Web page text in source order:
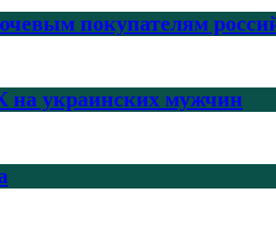
покупателям
на украинских мужчин